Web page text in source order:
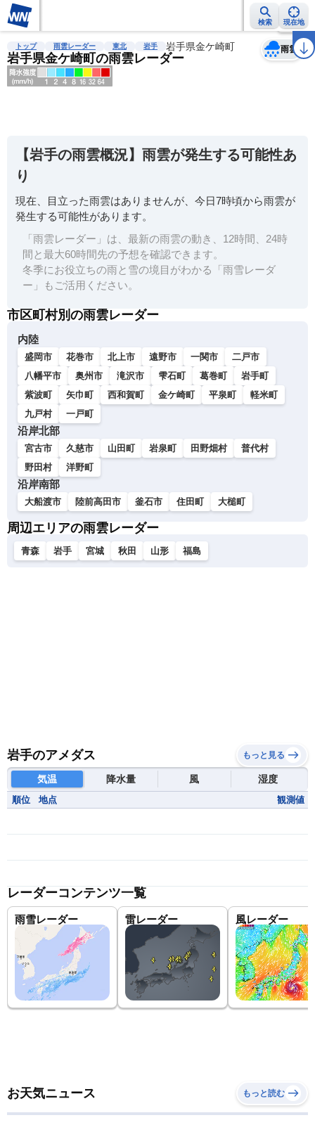
検索 現在地
雨雲レーダー 台風情報 地震情報 警報・注意報 2週間天気 ラ
トップ 雨雲レーダー 東北 岩手 岩手県金ケ崎町
岩手県金ケ崎町の雨雲レーダー
雨雲
天気 台風
【岩手の雨雲概況】雨雲が発生する可能性あ
り
現在、目立った雨雲はありませんが、今日7時頃から雨雲が
発生する可能性があります。
「雨雲レーダー」は、最新の雨雲の動き、12時間、24時
間と最大60時間先の予想を確認できます。
冬季にお役立ちの雨と雪の境目がわかる「雨雪レーダ
ー」もご活用ください。
市区町村別の雨雲レーダー
内陸
盛岡市 花巻市 北上市 遠野市 一関市
二戸市
八幡平市
奥州市 滝沢市 雫石町 葛巻町
岩手町
紫波町
矢巾町 西和賀町 金ケ崎町 平泉町
軽米町
九戸村
一戸町
沿岸北部
宮古市 久慈市 山田町 岩泉町 田野畑村
普代村
野田村
洋野町
沿岸南部
大船渡市 陸前高田市 釜石市 住田町 大槌町
周辺エリアの雨雲レーダー
青森 岩手 宮城 秋田 山形 福島
岩手のアメダス もっと見る
気温 降水量 風 湿度
順位 地点 観測値
レーダーコンテンツ一覧
雨雪レーダー 雷レーダー 風レーダー
お天気ニュース もっと読む